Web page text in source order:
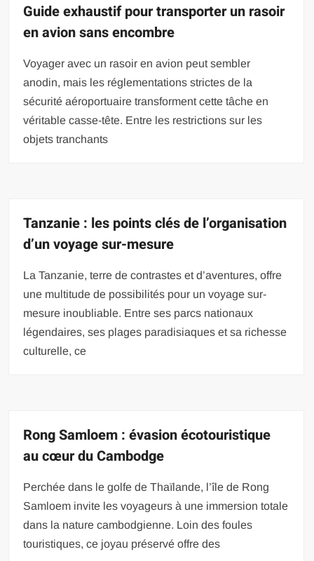
Guide exhaustif pour transporter un rasoir
en avion sans encombre
Voyager avec un rasoir en avion peut sembler
anodin, mais les réglementations strictes de la
sécurité aéroportuaire transforment cette tâche en
véritable casse-tête. Entre les restrictions sur les
objets tranchants
Tanzanie : les points clés de l’organisation
d’un voyage sur-mesure
La Tanzanie, terre de contrastes et d’aventures, offre
une multitude de possibilités pour un voyage sur-
mesure inoubliable. Entre ses parcs nationaux
légendaires, ses plages paradisiaques et sa richesse
culturelle, ce
Rong Samloem : évasion écotouristique
au cœur du Cambodge
Perchée dans le golfe de Thaïlande, l’île de Rong
Samloem invite les voyageurs à une immersion totale
dans la nature cambodgienne. Loin des foules
touristiques, ce joyau préservé offre des